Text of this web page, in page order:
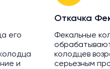
его
и
Откачка
Фекальные
колодцев
серьезным